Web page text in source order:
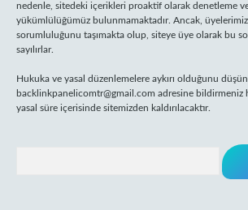
nedenle, sitedeki içerikleri proaktif olarak denetleme
yükümlülüğümüz bulunmamaktadır. Ancak, üyelerimiz
sorumluluğunu taşımakta olup, siteye üye olarak bu
sayılırlar.
Hukuka ve yasal düzenlemelere aykırı olduğunu
backlinkpanelicomtr@gmail.com adresine bildirmeniz
yasal süre içerisinde sitemizden kaldırılacaktır.